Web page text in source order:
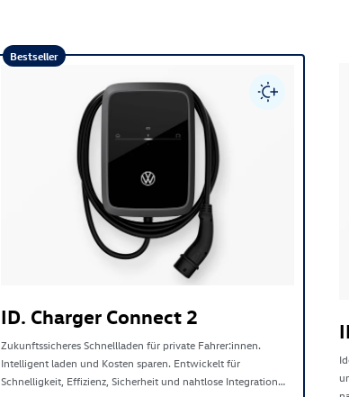
Bestseller
ID. Charger Connect 2
Zukunftssicheres Schnellladen für private Fahrer:innen.
Intelligent laden und Kosten sparen. Entwickelt für
Schnelligkeit, Effizienz, Sicherheit und nahtlose Integration